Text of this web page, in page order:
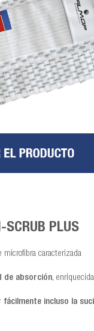
SCRUB PLUS
microfibra caracterizada
de absorción,
fácilmente incluso la